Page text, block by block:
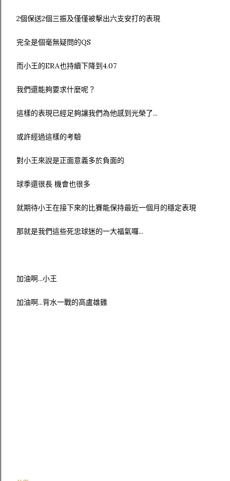
2個保送2個三振及僅僅被擊出六支安打的表現
完全是個毫無疑問的QS
而小王的ERA也持續下降到4.07
我們還能夠要求什麼呢？
這樣的表現已經足夠讓我們為他感到光榮了...
或許經過這樣的考驗
對小王來說是正面意義多於負面的
球季還很長 機會也很多
就期待小王在接下來的比賽能保持最近一個月的穩定表現
那就是我們這些死忠球迷的一大福氣囉...
加油啊...小王
加油啊...背水一戰的高盧雄雞